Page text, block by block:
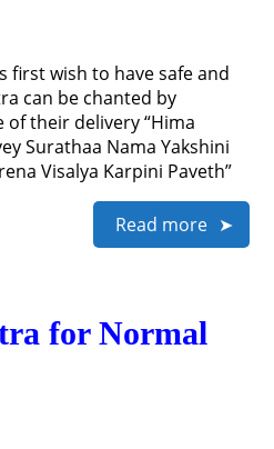
first wish to have safe and
can be chanted by
their delivery “Hima
Surathaa Nama Yakshini
Visalya Karpini Paveth”
Read more
for Normal